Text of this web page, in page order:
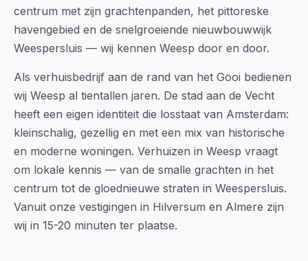
centrum met zijn grachtenpanden, het pittoreske
havengebied en de snelgroeiende nieuwbouwwijk
Weespersluis — wij kennen Weesp door en door.
Als verhuisbedrijf aan de rand van het Gooi bedienen
wij Weesp al tientallen jaren. De stad aan de Vecht
heeft een eigen identiteit die losstaat van Amsterdam:
kleinschalig, gezellig en met een mix van historische
en moderne woningen. Verhuizen in Weesp vraagt
om lokale kennis — van de smalle grachten in het
centrum tot de gloednieuwe straten in Weespersluis.
Vanuit onze vestigingen in Hilversum en Almere zijn
wij in 15-20 minuten ter plaatse.